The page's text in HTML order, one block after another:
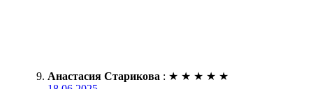
Анастасия Старикова : ★ ★ ★ ★ ★